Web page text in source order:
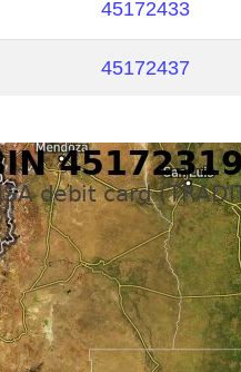
45172433
45172437